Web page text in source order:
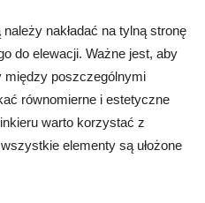
nakładać na tylną stronę
do elewacji. Ważne jest, aby
między poszczególnymi
równomierne i estetyczne
warto korzystać z
elementy są ułożone